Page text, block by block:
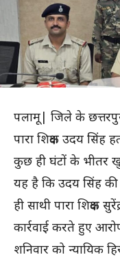
पलामू| जिले के छत्तरपुर
पारा शिक्षक उदय
कुछ ही घंटों के भीतर
यह है कि उदय सिंह
ही साथी पारा शिक्षक
कार्रवाई करते हुए
शनिवार को न्यायिक